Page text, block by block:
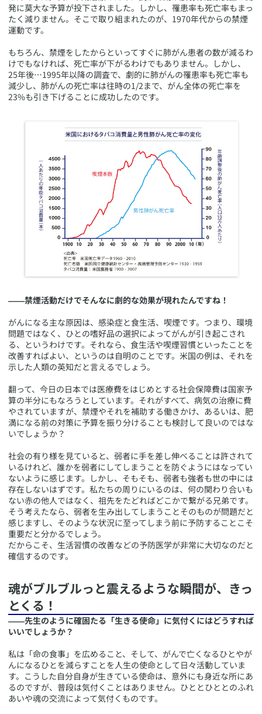
発に莫大な予算が投下されました。しかし、罹患率も死亡率もまっ
たく減りません。そこで取り組まれたのが、1970年代からの禁煙
運動です。
もちろん、禁煙をしたからといってすぐに肺がん患者の数が減るわ
けでもなければ、死亡率が下がるわけでもありません。しかし、
25年後…1995年以降の調査で、劇的に肺がんの罹患率も死亡率も
減少し、肺がんの死亡率は往時の1/2まで、がん全体の死亡率を
23%も引き下げることに成功したのです。
――禁煙活動だけでそんなに劇的な効果が現れたんですね！
がんになる主な原因は、感染症と食生活、喫煙です。つまり、環境
問題ではなく、ひとの嗜好品の選択によってがんが引き起こされ
る、というわけです。それなら、食生活や喫煙習慣といったことを
改善すればよい、というのは自明のことです。米国の例は、それを
示した人類の英知だと言えるでしょう。
翻って、今日の日本では医療費をはじめとする社会保障費は国家予
算の半分にもなろうとしています。それがすべて、病気の治療に費
やされていますが、禁煙やそれを補助する働きかけ、あるいは、肥
満になる前の対策に予算を振り分けることも検討して良いのではな
いでしょうか？
社会の有り様を見ていると、弱者に手を差し伸べることは許されて
いるけれど、誰かを弱者にしてしまうことを防ぐようにはなってい
ないように感じます。しかし、そもそも、弱者も強者も世の中には
存在しないはずです。私たちの周りにいるのは、何の関わり合いも
ない赤の他人ではなく、祖先をたどればどこかで繋がる兄弟です。
そう考えたなら、弱者を生み出してしまうことそのものが問題だと
感じますし、そのような状況に至ってしまう前に予防することこそ
重要だと分かるでしょう。
だからこそ、生活習慣の改善などの予防医学が非常に大切なのだと
確信するのです。
​魂がブルブルっと震えるような瞬間が、きっ
とくる！
――先生のように確固たる「生きる使命」に気付くにはどうすれば
いいでしょうか？
私は「命の食事」を広めること、そして、がんで亡くなるひとやが
んになるひとを減らすことを人生の使命として日々活動していま
す。こうした自分自身が生きている使命は、意外にも身近な所にあ
るのですが、普段は気付くことはありません。ひととひととのふれ
あいや魂の交流によって気付くものです。